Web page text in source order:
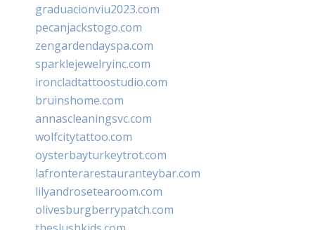
graduacionviu2023.com
pecanjackstogo.com
zengardendayspa.com
sparklejewelryinc.com
ironcladtattoostudio.com
bruinshome.com
annascleaningsvc.com
wolfcitytattoo.com
oysterbayturkeytrot.com
lafronterarestauranteybar.com
lilyandrosetearoom.com
olivesburgberrypatch.com